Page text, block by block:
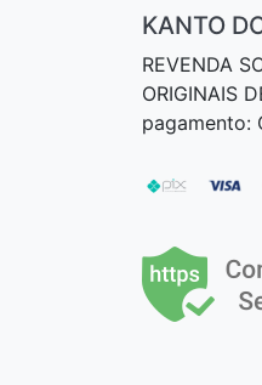
KANTO
REVENDA
ORIGINAIS
pagamento: